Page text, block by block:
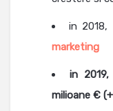
in 2018,
marketing
in
milioane €